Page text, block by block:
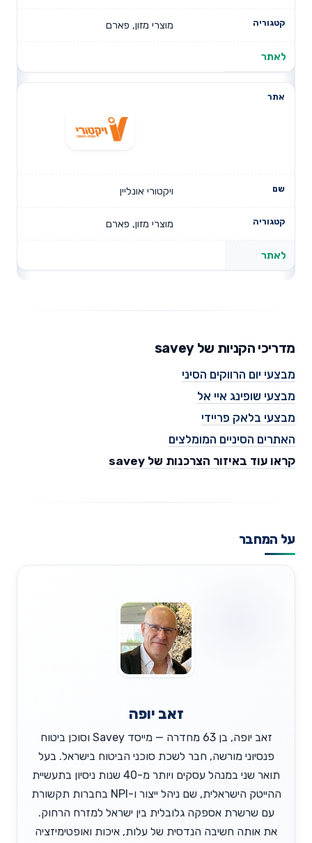
מוצרי מזון, פארם
לאתר
ויקטורי אונליין
מוצרי מזון, פארם
לאתר
מדריכי הקניות של savey
מבצעי יום הרווקים הסיני
מבצעי שופינג איי אל
מבצעי בלאק פריידי
האתרים הסיניים המומלצים
קראו עוד באיזור הצרכנות של savey
על המחבר
זאב יופה
זאב יופה, בן 63 מחדרה — מייסד Savey וסוכן ביטוח
פנסיוני מורשה, חבר לשכת סוכני הביטוח בישראל. בעל
תואר שני במנהל עסקים ויותר מ-40 שנות ניסיון בתעשיית
ההייטק הישראלית, שם ניהל ייצור ו-NPI בחברות תקשורת
עם שרשרת אספקה גלובלית בין ישראל למזרח הרחוק.
את אותה חשיבה הנדסית של עלות, איכות ואופטימיזציה